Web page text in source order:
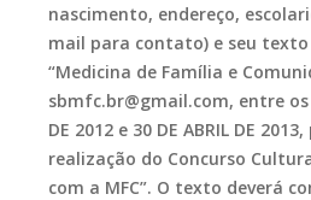
nascimento, endereço,
mail para contato) e seu
“Medicina de Família e
sbmfc.br@gmail.com, entre os
DE 2012 e 30 DE ABRIL DE
realização do Concurso
com a MFC”. O texto deverá